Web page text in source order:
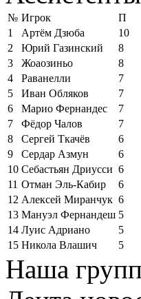
№ Игрок
П
1
Артём Дзюба
10
2
Юрий Газинский
8
3
Жоаозиньо
8
4
Раванелли
7
5
Иван Обляков
7
6
Марио Фернандес
7
7
Фёдор Чалов
7
8
Сергей Ткачёв
6
9
Сердар Азмун
6
10 Себастьян Дриусси 6
11 Отман Эль-Кабир
6
12 Алексей Миранчук 6
13 Мануэл Фернандеш 5
14 Луис Адриано
5
15 Никола Влашич 5
Наша